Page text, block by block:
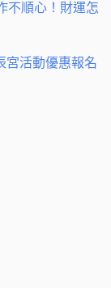
不順心！財運怎
宮活動優惠報名